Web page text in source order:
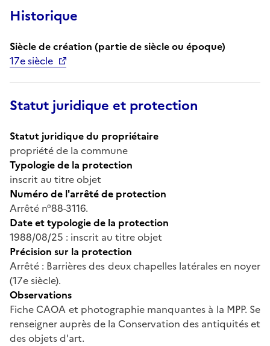
Historique
Siècle de création (partie de siècle ou époque)
17e siècle
Statut juridique et protection
Statut juridique du propriétaire
propriété de la commune
Typologie de la protection
inscrit au titre objet
Numéro de l'arrêté de protection
Arrêté n°88-3116.
Date et typologie de la protection
1988/08/25 : inscrit au titre objet
Précision sur la protection
Arrêté : Barrières des deux chapelles latérales en noyer
(17e siècle).
Observations
Fiche CAOA et photographie manquantes à la MPP. Se
renseigner auprès de la Conservation des antiquités et
des objets d'art.